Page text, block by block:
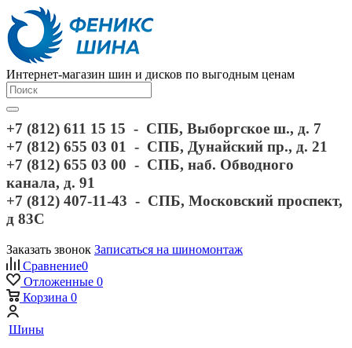
Интернет-магазин шин и дисков по выгодным ценам
+7 (812) 611 15 15 - СПБ, Выборгское ш., д. 7
+7 (812) 655 03 01 - СПБ, Дунайский пр., д. 21
+7 (812) 655 03 00 - СПБ, наб. Обводного
канала, д. 91
+7 (812) 407-11-43 - СПБ, Московский проспект,
д 83С
Заказать звонок Записаться на шиномонтаж
Сравнение0
Отложенные 0
Корзина 0
Шины